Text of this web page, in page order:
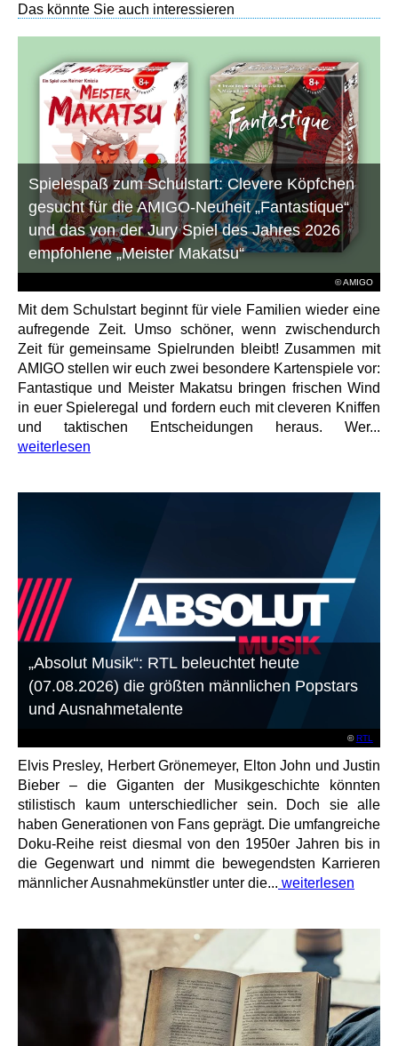
Das könnte Sie auch interessieren
© AMIGO
Spielespaß zum Schulstart: Clevere Köpfchen
gesucht für die AMIGO-Neuheit „Fantastique“
und das von der Jury Spiel des Jahres 2026
empfohlene „Meister Makatsu“
Mit dem Schulstart beginnt für viele Familien wieder eine
aufregende Zeit. Umso schöner, wenn zwischendurch
Zeit für gemeinsame Spielrunden bleibt! Zusammen mit
AMIGO stellen wir euch zwei besondere Kartenspiele vor:
Fantastique und Meister Makatsu bringen frischen Wind
in euer Spieleregal und fordern euch mit cleveren Kniffen
und taktischen Entscheidungen heraus. Wer...
weiterlesen
©RTL
„Absolut Musik“: RTL beleuchtet heute
(07.08.2026) die größten männlichen Popstars
und Ausnahmetalente
Elvis Presley, Herbert Grönemeyer, Elton John und Justin
Bieber – die Giganten der Musikgeschichte könnten
stilistisch kaum unterschiedlicher sein. Doch sie alle
haben Generationen von Fans geprägt. Die umfangreiche
Doku-Reihe reist diesmal von den 1950er Jahren bis in
die Gegenwart und nimmt die bewegendsten Karrieren
männlicher Ausnahmekünstler unter die... weiterlesen